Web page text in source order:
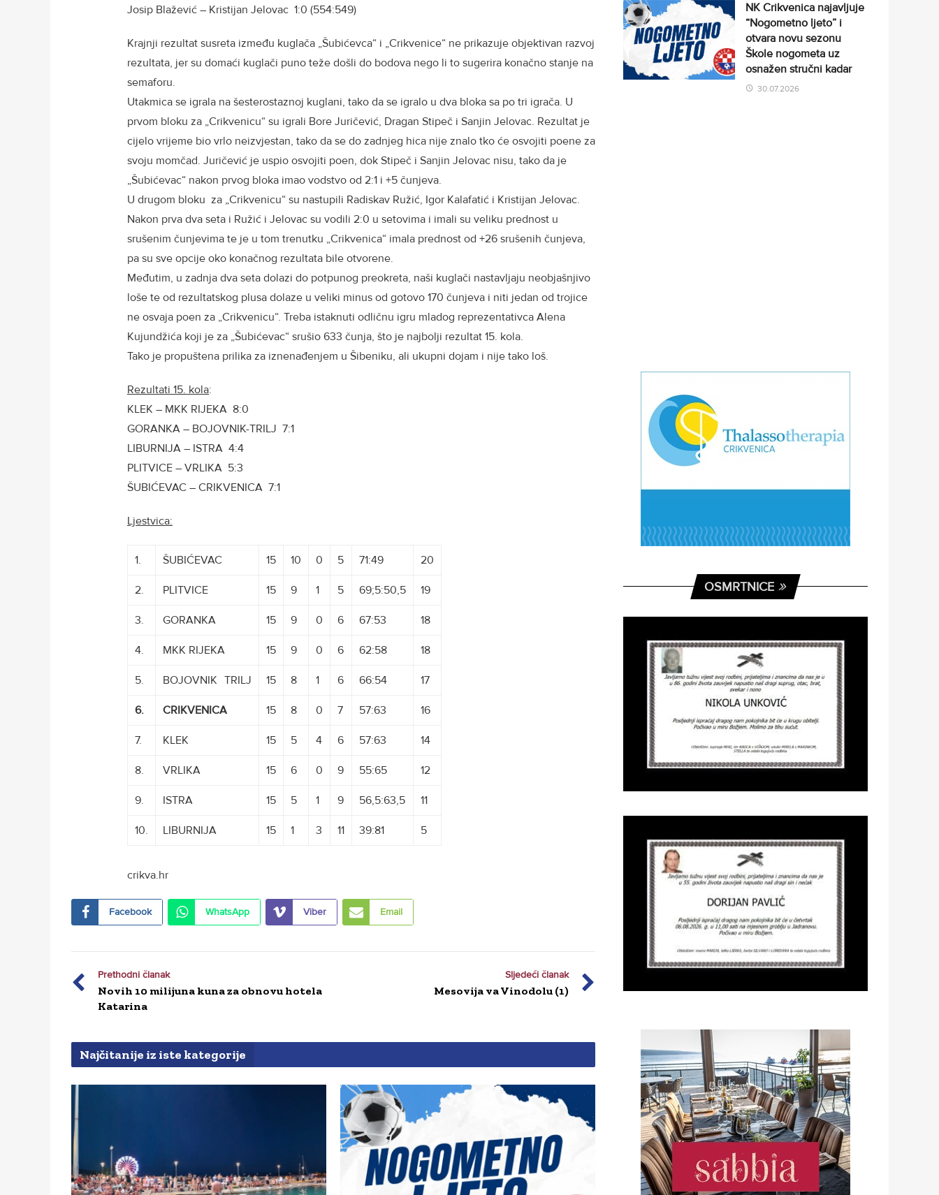
Josip Blažević – Kristijan Jelovac 1:0 (554:549)
Krajnji rezultat susreta između kuglača „Šubićevca“ i „Crikvenice“ ne prikazuje objektivan razvoj
rezultata, jer su domaći kuglači puno teže došli do bodova nego li to sugerira konačno stanje na
semaforu.
Utakmica se igrala na šesterostaznoj kuglani, tako da se igralo u dva bloka sa po tri igrača. U
prvom bloku za „Crikvenicu“ su igrali Bore Juričević, Dragan Stipeč i Sanjin Jelovac. Rezultat je
cijelo vrijeme bio vrlo neizvjestan, tako da se do zadnjeg hica nije znalo tko će osvojiti poene za
svoju momčad. Juričević je uspio osvojiti poen, dok Stipeč i Sanjin Jelovac nisu, tako da je
„Šubićevac“ nakon prvog bloka imao vodstvo od 2:1 i +5 čunjeva.
U drugom bloku za „Crikvenicu“ su nastupili Radiskav Ružić, Igor Kalafatić i Kristijan Jelovac.
Nakon prva dva seta i Ružić i Jelovac su vodili 2:0 u setovima i imali su veliku prednost u
srušenim čunjevima te je u tom trenutku „Crikvenica“ imala prednost od +26 srušenih čunjeva,
pa su sve opcije oko konačnog rezultata bile otvorene.
Međutim, u zadnja dva seta dolazi do potpunog preokreta, naši kuglači nastavljaju neobjašnjivo
loše te od rezultatskog plusa dolaze u veliki minus od gotovo 170 čunjeva i niti jedan od trojice
ne osvaja poen za „Crikvenicu“. Treba istaknuti odličnu igru mladog reprezentativca Alena
Kujundžića koji je za „Šubićevac“ srušio 633 čunja, što je najbolji rezultat 15. kola.
Tako je propuštena prilika za iznenađenjem u Šibeniku, ali ukupni dojam i nije tako loš.
Rezultati 15. kola:
KLEK – MKK RIJEKA 8:0
GORANKA – BOJOVNIK-TRILJ 7:1
LIBURNIJA – ISTRA 4:4
PLITVICE – VRLIKA 5:3
ŠUBIĆEVAC – CRIKVENICA 7:1
Ljestvica:
1. ŠUBIĆEVAC 15 10 0 5 71:49 20
2. PLITVICE 15 9 1 5 69;5:50,5 19
3. GORANKA 15 9 0 6 67:53 18
4. MKK RIJEKA 15 9 0 6 62:58 18
5. BOJOVNIK TRILJ 15 8 1 6 66:54 17
6. CRIKVENICA 15 8 0 7 57:63 16
7. KLEK 15 5 4 6 57:63 14
8. VRLIKA 15 6 0 9 55:65 12
9. ISTRA 15 5 1 9 56,5:63,5 11
10. LIBURNIJA 15 1 3 11 39:81 5
crikva.hr
Facebook WhatsApp Viber Email
Prethodni članak
Novih 10 milijuna kuna za obnovu hotela
Katarina
Sljedeći članak
Mesovija va Vinodolu (1)
Najčitanije iz iste kategorije
NK Crikvenica najavljuje
“Nogometno ljeto” i
otvara novu sezonu
Škole nogometa uz
osnažen stručni kadar
30.07.2026
OSMRTNICE